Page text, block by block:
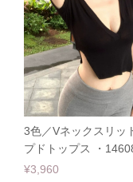
3色／Vネックスリッ
プドトップス ・
¥3,960